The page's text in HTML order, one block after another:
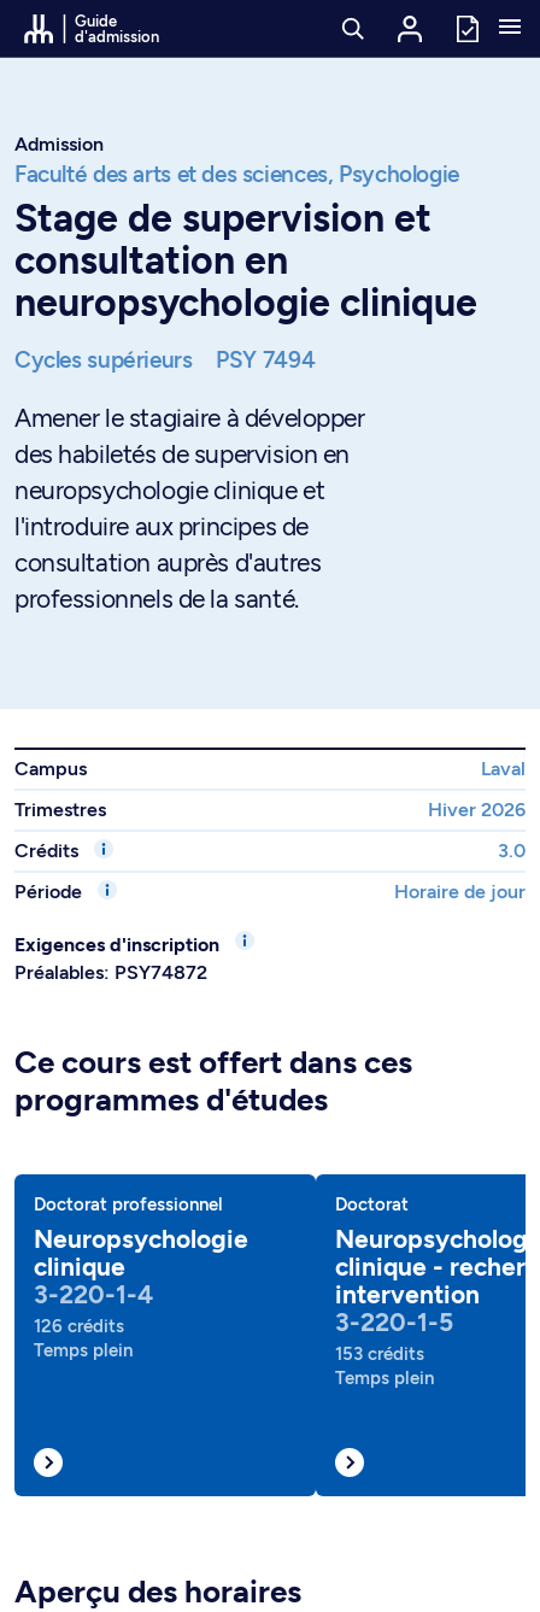
Passer au contenu
Guide
d'admission
Admission
Faculté des arts et des sciences, Psychologie
Stage de supervision et
consultation en
neuropsychologie clinique
Cycles supérieurs PSY 7494
Amener le stagiaire à développer
des habiletés de supervision en
neuropsychologie clinique et
l'introduire aux principes de
consultation auprès d'autres
professionnels de la santé.
Campus
Laval
Trimestres
Hiver 2026
Crédits
3.0
Période
Horaire de jour
Exigences d'inscription
Préalables: PSY74872
Ce cours est offert dans ces
programmes d'études
Doctorat professionnel
Neuropsychologie
clinique
3-220-1-4
126 crédits
Temps plein
Doctorat
clinique -
intervention
3-220-1-5
153 crédits
Temps plein
Aperçu des horaires